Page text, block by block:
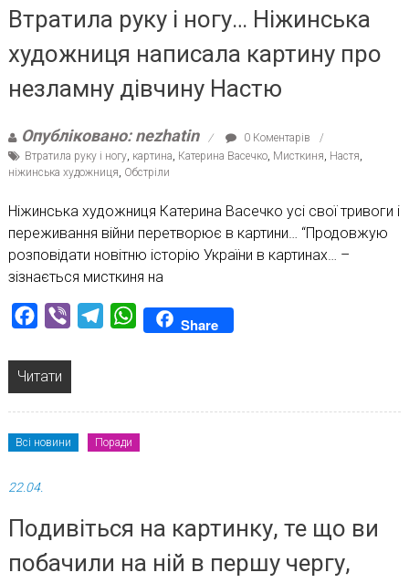
Втратила руку і ногу… Ніжинська
художниця написала картину про
незламну дівчину Настю
Опубліковано: nezhatin
0 Коментарів
Втратила руку і ногу, картина, Катерина Васечко, Мисткиня, Настя,
ніжинська художниця, Обстріли
Ніжинська художниця Катерина Васечко усі свої тривоги і
переживання війни перетворює в картини… “Продовжую
розповідати новітню історію України в картинах… –
зізнається мисткиня на
Facebook
Viber TelegramWhatsAppShare
Читати
Всі новини Поради
22.04.
Подивіться на картинку, те що ви
побачили на ній в першу чергу,